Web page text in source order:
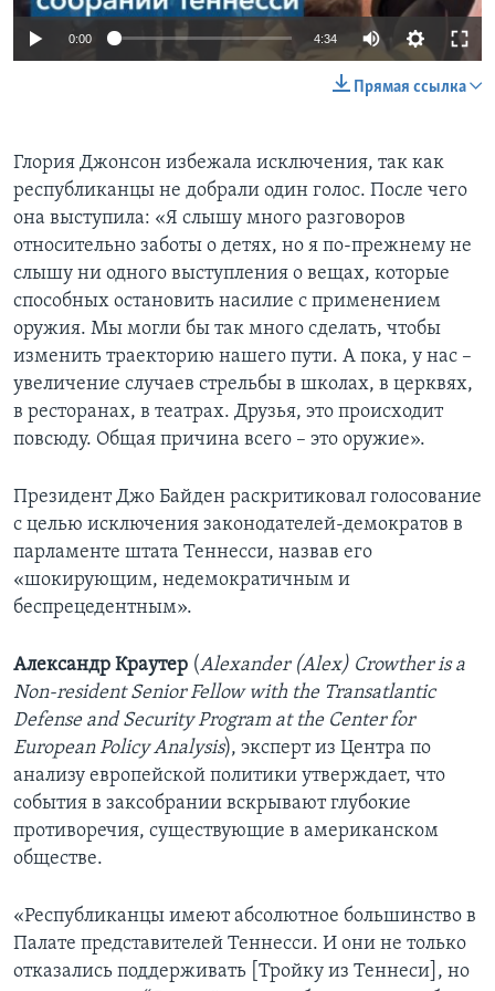
0:00 4:34
Прямая ссылка
Глория Джонсон избежала исключения, так как
республиканцы не добрали один голос. После чего
она выступила: «Я слышу много разговоров
относительно заботы о детях, но я по-прежнему не
слышу ни одного выступления о вещах, которые
способных остановить насилие с применением
оружия. Мы могли бы так много сделать, чтобы
изменить траекторию нашего пути. A пока, у нас –
увеличение случаев стрельбы в школах, в церквях,
в ресторанах, в театрах. Друзья, это происходит
повсюду. Общая причина всего – это оружие».
Президент Джо Байден раскритиковал голосование
с целью исключения законодателей-демократов в
парламенте штата Теннесси, назвав его
«шокирующим, недемократичным и
беспрецедентным».
Александр Краутер (Alexander (Alex) Crowther is a
Non-resident Senior Fellow with the Transatlantic
Defense and Security Program at the Center for
European Policy Analysis), эксперт из Центра по
анализу европейской политики утверждает, что
события в заксобрании вскрывают глубокие
противоречия, существующие в американском
обществе.
«Республиканцы имеют абсолютное большинство в
Палате представителей Теннесси. И они не только
отказались поддерживать [Тройку из Теннеси], но